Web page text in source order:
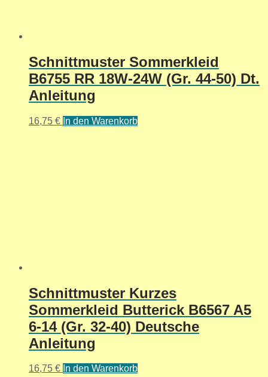
Schnittmuster Sommerkleid
B6755 RR 18W-24W (Gr. 44-50) Dt.
Anleitung
16,75 € In den Warenkorb
Schnittmuster Kurzes
Sommerkleid Butterick B6567 A5
6-14 (Gr. 32-40) Deutsche
Anleitung
16,75 € In den Warenkorb